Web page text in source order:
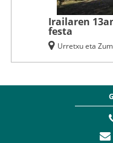
Irailaren
festa
Urretxu eta